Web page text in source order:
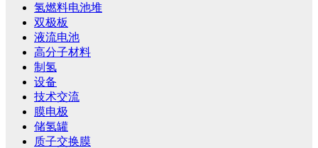
氢燃料电池堆
双极板
液流电池
高分子材料
制氢
设备
技术交流
膜电极
储氢罐
质子交换膜